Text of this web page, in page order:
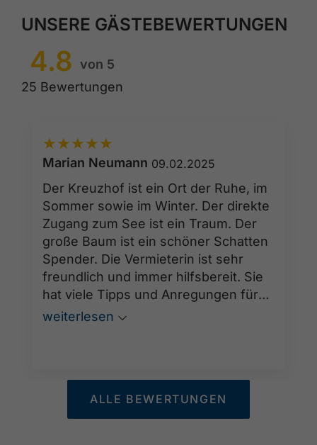
UNSERE GÄSTEBEWERTUNGEN
4.8 von 5
25 Bewertungen
★★★★★
Marian Neumann 09.02.2025
Der Kreuzhof ist ein Ort der Ruhe, im
Sommer sowie im Winter. Der direkte
Zugang zum See ist ein Traum. Der
große Baum ist ein schöner Schatten
Spender. Die Vermieterin ist sehr
freundlich und immer hilfsbereit. Sie
hat viele Tipps und Anregungen für
den Urlaub. Danke und bis bald.
weiterlesen
ALLE BEWERTUNGEN